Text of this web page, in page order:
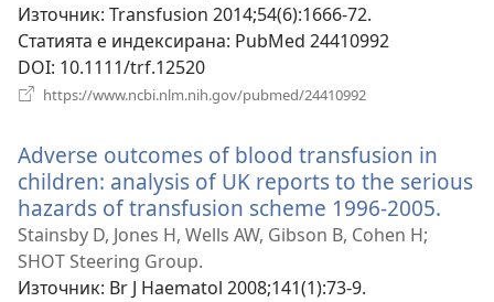
прозорец)
Източник‎: Transfusion 2014;54(6):1666-72.
Статията е индексирана‎: PubMed 24410992
DOI‎: 10.1111/trf.12520
https://www.ncbi.nlm.nih.gov/pubmed/24410992
Adverse outcomes of blood transfusion in
children: analysis of UK reports to the serious
hazards of transfusion scheme 1996-2005.
Stainsby D, Jones H, Wells AW, Gibson B, Cohen H;
SHOT Steering Group.
Източник‎: Br J Haematol 2008;141(1):73-9.